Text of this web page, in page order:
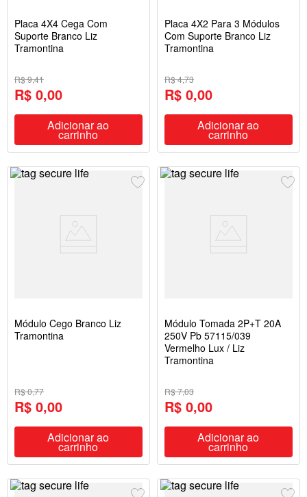
Placa 4X4 Cega Com
Suporte Branco Liz
Tramontina
R$ 9,41
R$ 0,00
Adicionar ao
carrinho
Placa 4X2 Para 3 Módulos
Com Suporte Branco Liz
Tramontina
R$ 4,73
R$ 0,00
Adicionar ao
carrinho
Módulo Cego Branco Liz
Tramontina
R$ 0,77
R$ 0,00
Adicionar ao
carrinho
Módulo Tomada 2P+T 20A
250V Pb 57115/039
Vermelho Lux / Liz
Tramontina
R$ 7,03
R$ 0,00
Adicionar ao
carrinho